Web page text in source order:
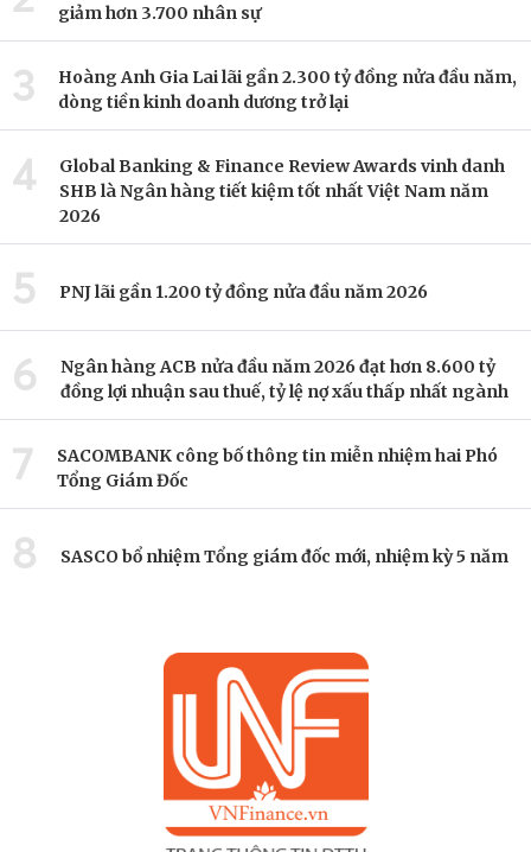
giảm hơn 3.700 nhân sự
3
Hoàng Anh Gia Lai lãi gần 2.300 tỷ đồng nửa đầu năm,
dòng tiền kinh doanh dương trở lại
4
Global Banking & Finance Review Awards vinh danh
SHB là Ngân hàng tiết kiệm tốt nhất Việt Nam năm
2026
5 PNJ lãi gần 1.200 tỷ đồng nửa đầu năm 2026
6
Ngân hàng ACB nửa đầu năm 2026 đạt hơn 8.600 tỷ
đồng lợi nhuận sau thuế, tỷ lệ nợ xấu thấp nhất ngành
7
SACOMBANK công bố thông tin miễn nhiệm hai Phó
Tổng Giám Đốc
8 SASCO bổ nhiệm Tổng giám đốc mới, nhiệm kỳ 5 năm